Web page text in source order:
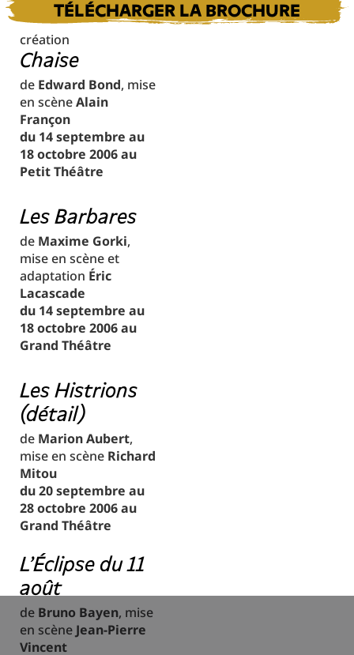
TÉLÉCHARGER LA BROCHURE
création
Chaise
de Edward Bond, mise
en scèneAlain
Françon
du 14 septembre au
18 octobre 2006 au
Petit Théâtre
Les Barbares
de Maxime Gorki,
mise en scène et
adaptation Éric
Lacascade
du 14 septembre au
18 octobre 2006 au
Grand Théâtre
Les Histrions
(détail)
de Marion Aubert,
mise en scène Richard
Mitou
du 20 septembre au
28 octobre 2006 au
Grand Théâtre
L'Éclipse du 11
août
de Bruno Bayen, mise
en scène Jean-Pierre
Vincent